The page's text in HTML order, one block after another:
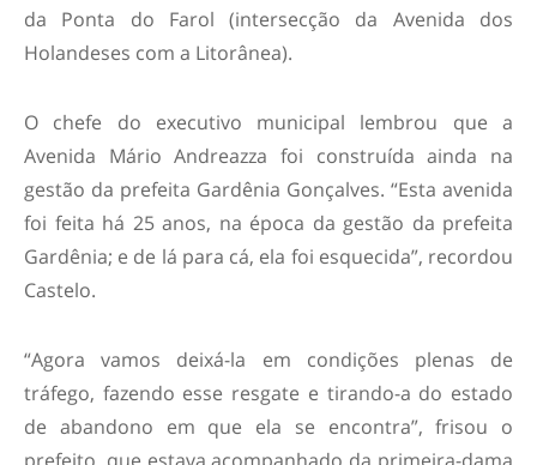
da Ponta do Farol (intersecção da Avenida dos
Holandeses com a Litorânea).
O chefe do executivo municipal lembrou que a
Avenida Mário Andreazza foi construída ainda na
gestão da prefeita Gardênia Gonçalves. “Esta avenida
foi feita há 25 anos, na época da gestão da prefeita
Gardênia; e de lá para cá, ela foi esquecida”, recordou
Castelo.
“Agora vamos deixá-la em condições plenas de
tráfego, fazendo esse resgate e tirando-a do estado
de abandono em que ela se encontra”, frisou o